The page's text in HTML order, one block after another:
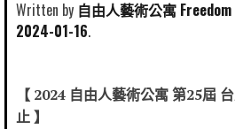
Written by 自由人藝術公寓
2024-01-16
【 2024 自由人藝術公寓 第25屆
止 】